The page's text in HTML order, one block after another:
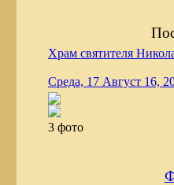
Храм святителя
Среда, 17 Август 16,
3 фото